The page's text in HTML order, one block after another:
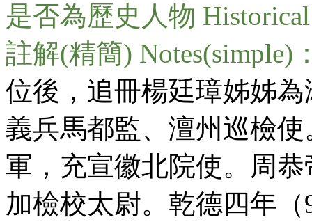
是否為歷史人物 Historical
註解(精簡) Notes(simple)
位後，追冊楊廷璋姊姊
義兵馬都監、澶州巡檢
軍，充宣徽北院使。周
加檢校太尉。乾德四年